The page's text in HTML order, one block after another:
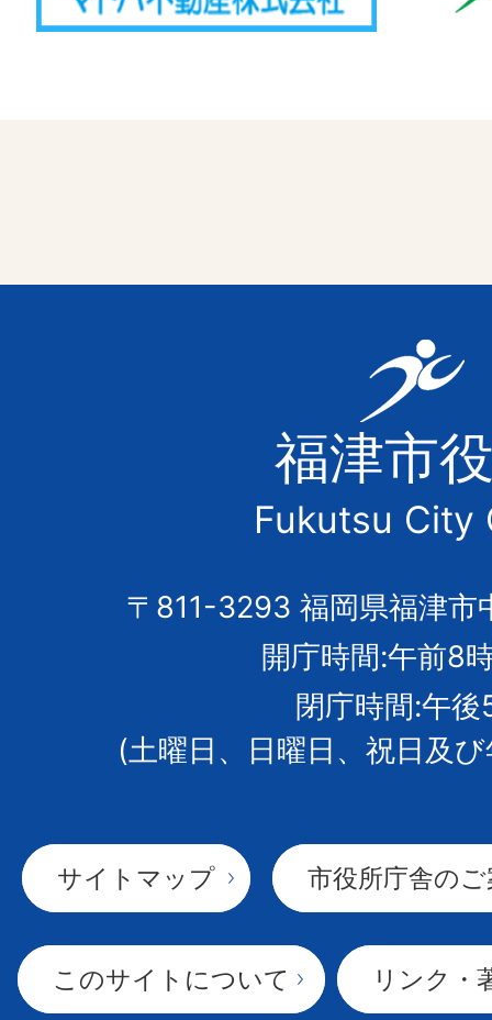
福
津
市
の
市
章
福津市
Fukutsu City
〒811-3293 福岡県福津市
開庁時間:午前8
閉庁時間:午後
(土曜日、日曜日、祝日及
サイトマップ 市役所庁舎の
このサイトについて リンク・